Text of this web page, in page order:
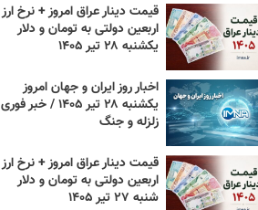
قیمت دینار عراق امروز + نرخ ارز
اربعین دولتی به تومان و دلار
یکشنبه ۲۸ تیر ۱۴۰۵
اخبار روز ایران و جهان امروز
یکشنبه ۲۸ تیر ۱۴۰۵ / خبر فوری
زلزله و جنگ
قیمت دینار عراق امروز + نرخ ارز
اربعین دولتی به تومان و دلار
شنبه ۲۷ تیر ۱۴۰۵